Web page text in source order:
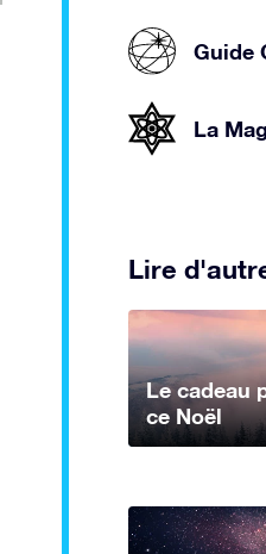
Guide
La
Lire
Le cadeau
ce Noël